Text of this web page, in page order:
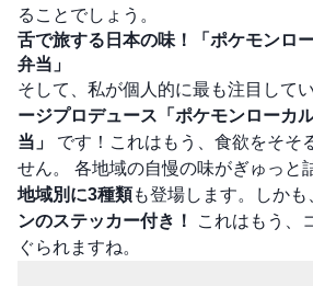
ることでしょう。
舌で旅する日本の味！「ポケモンロ
弁当」
そして、私が個人的に最も注目してい
ージプロデュース「ポケモンローカ
当」
です！これはもう、食欲をそそ
せん。 各地域の自慢の味がぎゅっと
地域別に3種類も登場します。しかも
ンのステッカー付き！
これはもう、
ぐられますね。